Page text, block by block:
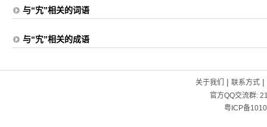
与“宄”相关的词语
与“宄”相关的成语
关于我们 | 联系方式|
官方QQ交流群:
粤ICP备